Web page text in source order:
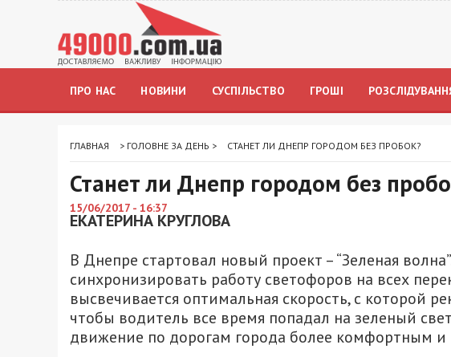
ПРО НАС НОВИНИ СУСПІЛЬСТВО ГРОШІ
ГЛАВНАЯ > ГОЛОВНЕ ЗА ДЕНЬ > СТАНЕТ ЛИ ДНЕПР ГОРОДОМ БЕЗ ПРОБОК?
Станет ли Днепр городом без
15/06/2017 - 16:37
ЕКАТЕРИНА КРУГЛОВА
В Днепре стартовал новый проект – “Зеленая
синхронизировать работу светофоров на всех
высвечивается оптимальная скорость, с которой
чтобы водитель все время попадал на зеленый
движение по дорогам города более комфортным